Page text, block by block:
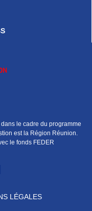
le cadre du programme
est la Région Réunion.
le fonds FEDER
LÉGALES